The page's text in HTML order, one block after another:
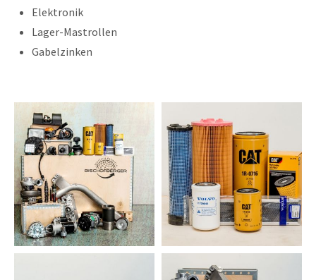
Elektronik
Lager-Mastrollen
Gabelzinken